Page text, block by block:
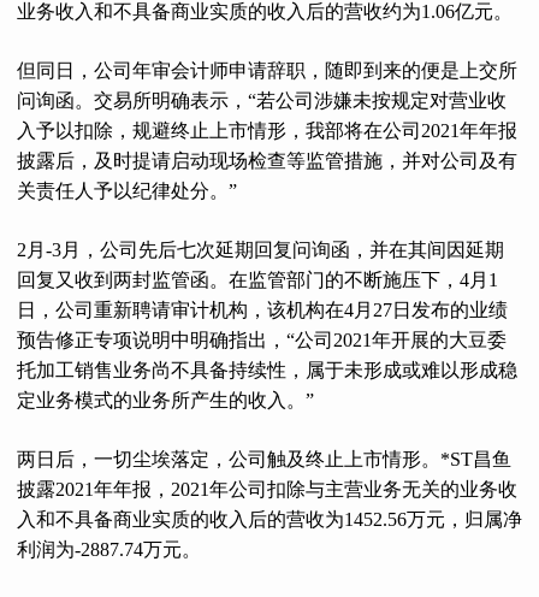
业务收入和不具备商业实质的收入后的营收约为1.06亿元。
但同日，公司年审会计师申请辞职，随即到来的便是上交所
问询函。交易所明确表示，“若公司涉嫌未按规定对营业收
入予以扣除，规避终止上市情形，我部将在公司2021年年报
披露后，及时提请启动现场检查等监管措施，并对公司及有
关责任人予以纪律处分。”
2月-3月，公司先后七次延期回复问询函，并在其间因延期
回复又收到两封监管函。在监管部门的不断施压下，4月1
日，公司重新聘请审计机构，该机构在4月27日发布的业绩
预告修正专项说明中明确指出，“公司2021年开展的大豆委
托加工销售业务尚不具备持续性，属于未形成或难以形成稳
定业务模式的业务所产生的收入。”
两日后，一切尘埃落定，公司触及终止上市情形。*ST昌鱼
披露2021年年报，2021年公司扣除与主营业务无关的业务收
入和不具备商业实质的收入后的营收为1452.56万元，归属净
利润为-2887.74万元。